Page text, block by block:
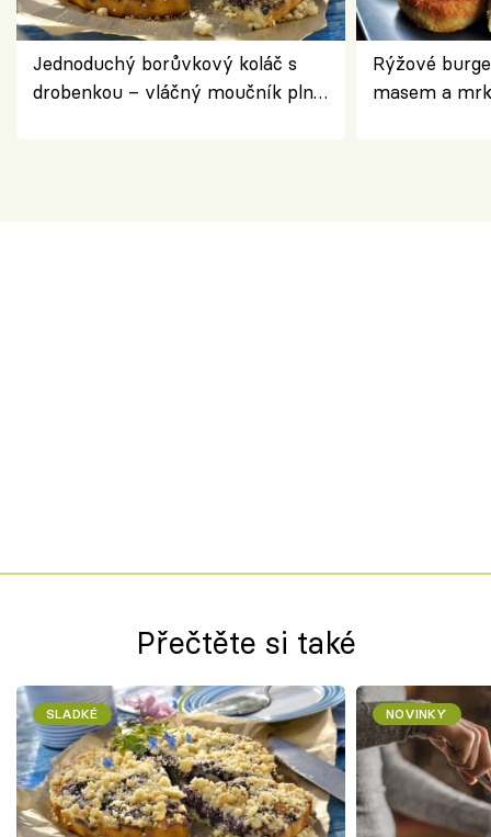
Jednoduchý borůvkový koláč s
drobenkou – vláčný moučník plný
Rýžové
masem a
Přečtěte si také
SLADKÉ NOVINKY